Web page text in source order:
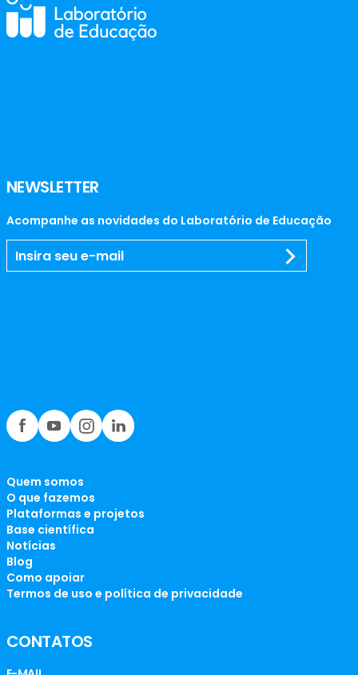
NEWSLETTER
Acompanhe as novidades do Laboratório de Educação
Quem somos
O que fazemos
Plataformas e projetos
Base científica
Notícias
Blog
Como apoiar
Termos de uso e política de privacidade
CONTATOS